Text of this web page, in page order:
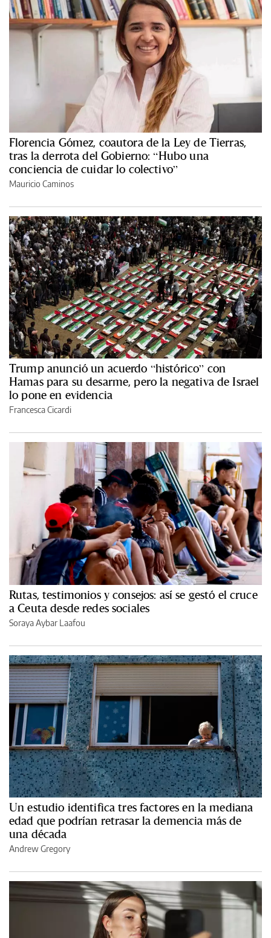
Florencia Gómez, coautora de la Ley de Tierras,
tras la derrota del Gobierno: “Hubo una
conciencia de cuidar lo colectivo”
Mauricio Caminos
Trump anunció un acuerdo “histórico” con
Hamas para su desarme, pero la negativa de Israel
lo pone en evidencia
Francesca Cicardi
Rutas, testimonios y consejos: así se gestó el cruce
a Ceuta desde redes sociales
Soraya Aybar Laafou
Un estudio identifica tres factores en la mediana
edad que podrían retrasar la demencia más de
una década
Andrew Gregory